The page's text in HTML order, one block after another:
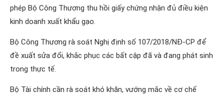
phép Bộ Công Thương thu hồi giấy chứng nhận đủ điều kiện
kinh doanh xuất khẩu gạo.
Bộ Công Thương rà soát Nghị định số 107/2018/NĐ-CP để
đề xuất sửa đổi, khắc phục các bất cập đã và đang phát sinh
trong thực tế.
Bộ Tài chính cần rà soát khó khăn, vướng mắc về cơ chế